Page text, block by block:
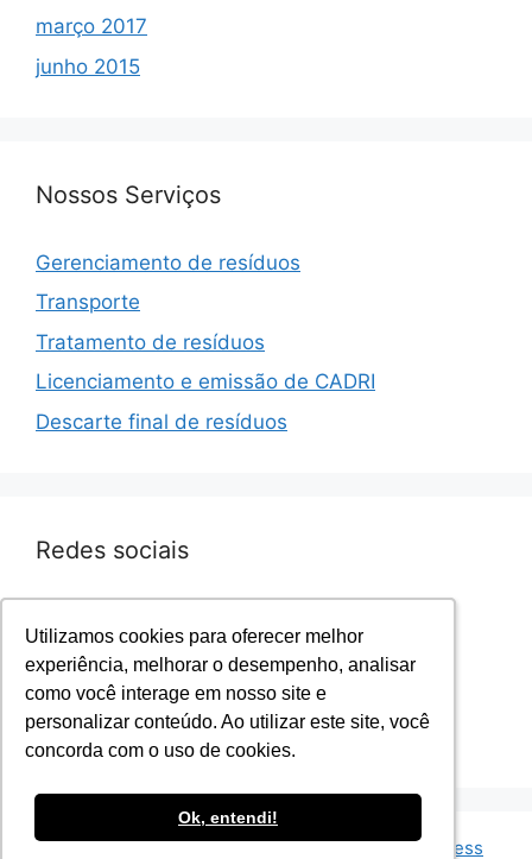
Utilizamos cookies para oferecer melhor
experiência, melhorar o desempenho, analisar
como você interage em nosso site e
personalizar conteúdo. Ao utilizar este site, você
concorda com o uso de cookies.
Ok, entendi!
Utilizamos cookies para oferecer melhor
experiência, melhorar o desempenho, analisar
como você interage em nosso site e
personalizar conteúdo. Ao utilizar este site, você
concorda com o uso de cookies.
Ok, entendi!
março 2017
junho 2015
Nossos Serviços
Gerenciamento de resíduos
Transporte
Tratamento de resíduos
Licenciamento e emissão de CADRI
Descarte final de resíduos
Redes sociais
Instagram.com/sevenresiduos
YouTube.com/sevenresiduos
LinkedIn.com/sevenresiduos
Twitter.com/sevenresiduos
© 2026 Seven Resíduos• Built withGeneratePress